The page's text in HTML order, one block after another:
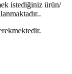
istediğiniz ürün/